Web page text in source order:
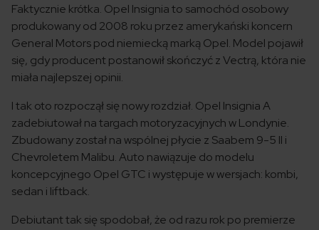
Faktycznie krótka. Opel Insignia to samochód osobowy
produkowany od 2008 roku przez amerykański koncern
General Motors pod niemiecką marką Opel. Model pojawił
się, gdy producent postanowił skończyć z Vectrą, która nie
miała najlepszej opinii.
I tak oto rozpoczął się nowy rozdział. Opel Insignia A
zadebiutował na targach motoryzacyjnych w Londynie.
Zbudowany został na wspólnej płycie z Saabem 9-5 II i
Chevroletem Malibu. Auto nawiązuje do modelu
koncepcyjnego Opel GTC i występuje w wersjach: kombi,
sedan i liftback.
Debiutant tak się spodobał, że od razu rok po premierze